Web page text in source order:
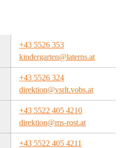
+43 5526 353
kindergarten@laterns.at
+43 5526 324
direktion@vsrlt.vobs.at
+43 5522 405 4210
direktion@ms-rost.at
+43 5522 405 4211